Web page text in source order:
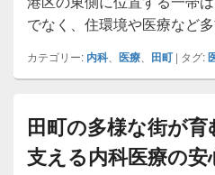
でなく、住環境や医療など
カテゴリー: 内科、 医療 田町 | タグ:
田町の多様な街が
支える内科医療の安